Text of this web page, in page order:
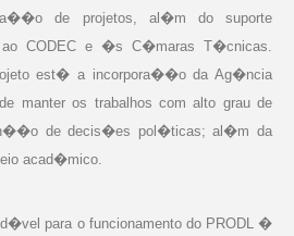
de projetos, al�m do suporte
CODEC e �s C�maras T�cnicas.
est� a incorpora��o da Ag�ncia
manter os trabalhos com alto grau de
de decis�es pol�ticas; al�m da
acad�mico.
para o funcionamento do PRODL �